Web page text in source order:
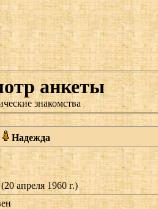
анкеты
знакомства
Надежда
апреля 1960 г.)